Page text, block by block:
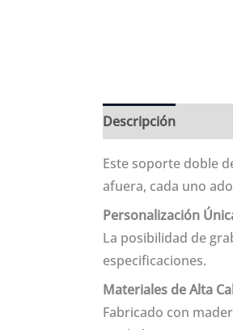
Descripción
Este soporte doble
afuera, cada uno
Personalización
La posibilidad de
especificaciones.
Materiales de Alta
Fabricado con